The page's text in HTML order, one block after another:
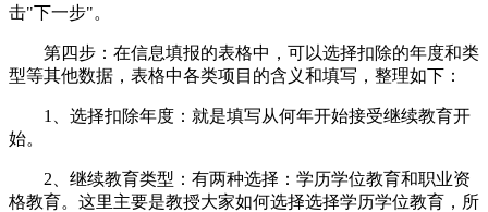
击"下一步"。
第四步：在信息填报的表格中，可以选择扣除的年度和类
型等其他数据，表格中各类项目的含义和填写，整理如下：
1、选择扣除年度：就是填写从何年开始接受继续教育开
始。
2、继续教育类型：有两种选择：学历学位教育和职业资
格教育。这里主要是教授大家如何选择选择学历学位教育，所